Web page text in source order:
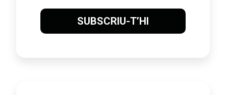
SUBSCRIU-T’HI